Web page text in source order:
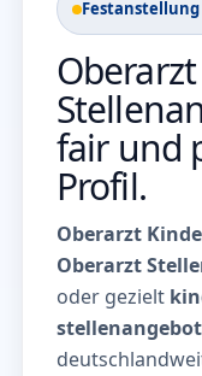
fair und
Profil.
Oberarzt
Oberarzt
oder gezielt